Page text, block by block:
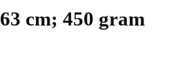
cm; 450 gram